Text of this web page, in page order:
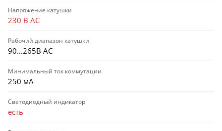
Напряжение катушки
230 В AC
Рабочий диапазон катушки
90…265В AC
Минимальный ток коммутации
250 мА
Светодиодный индикатор
есть